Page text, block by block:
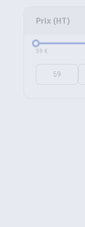
Prix (HT)
Prix (HT)
59 €